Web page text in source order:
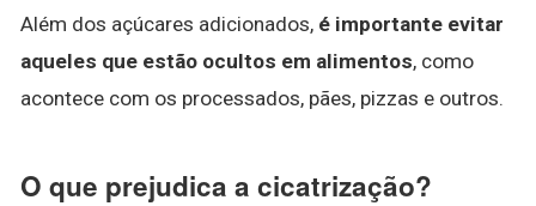
Além dos açúcares adicionados, é importante evitar
aqueles que estão ocultos em alimentos, como
acontece com os processados, pães, pizzas e outros.
O que prejudica a cicatrização?